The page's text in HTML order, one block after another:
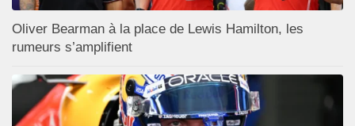
Oliver Bearman à la place de Lewis Hamilton, les
rumeurs s’amplifient